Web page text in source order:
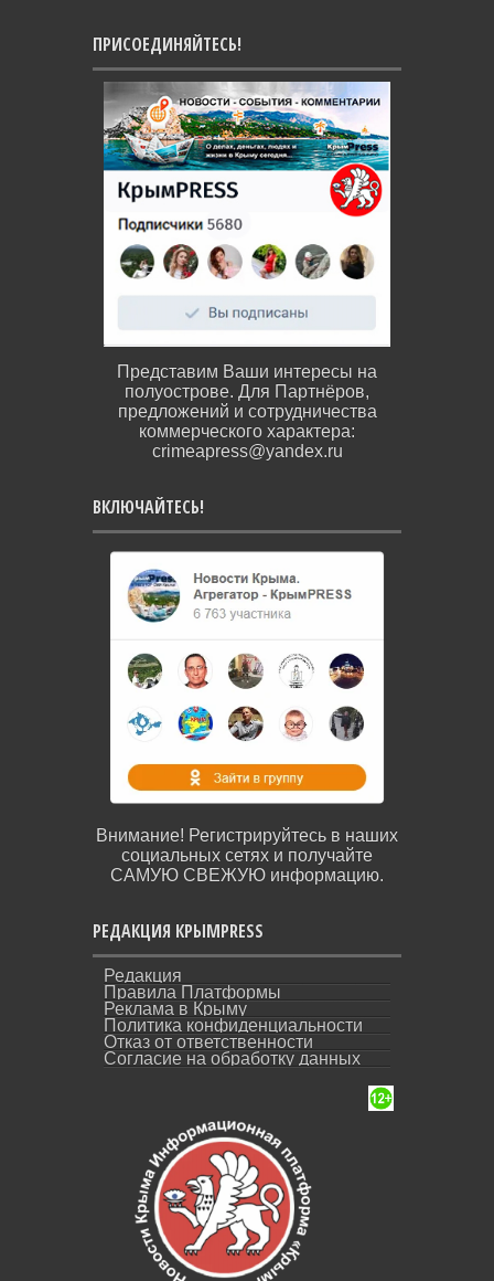
ПРИСОЕДИНЯЙТЕСЬ!
Представим Ваши интересы на
полуострове. Для Партнёров,
предложений и сотрудничества
коммерческого характера:
crimeapress@yandex.ru
ВКЛЮЧАЙТЕСЬ!
Внимание! Регистрируйтесь в наших
социальных сетях и получайте
САМУЮ СВЕЖУЮ информацию.
РЕДАКЦИЯ КРЫМPRESS
Редакция
Правила Платформы
Реклама в Крыму
Политика конфиденциальности
Отказ от ответственности
Согласие на обработку данных